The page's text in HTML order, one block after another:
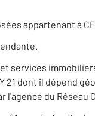
appartenant à
services
21 dont il dépend
du Réseau